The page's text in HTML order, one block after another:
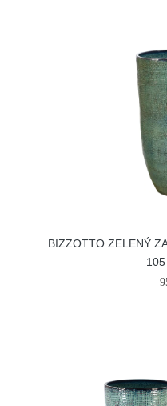
BIZZOTTO ZELENÝ